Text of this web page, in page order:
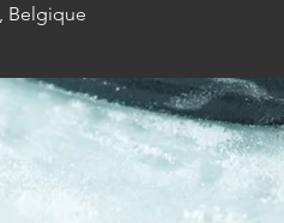
Belgique